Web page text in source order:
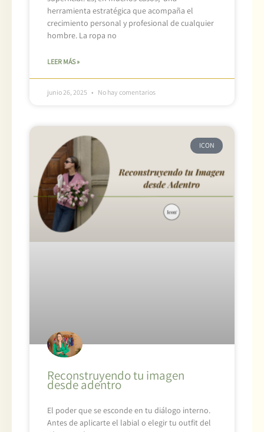
herramienta estratégica que acompaña el
crecimiento personal y profesional de cualquier
hombre. La ropa no
LEER MÁS »
junio 26, 2025 No hay comentarios
ICON
Reconstruyendo tu imagen
desde adentro
El poder que se esconde en tu diálogo interno.
Antes de aplicarte el labial o elegir tu outfit del